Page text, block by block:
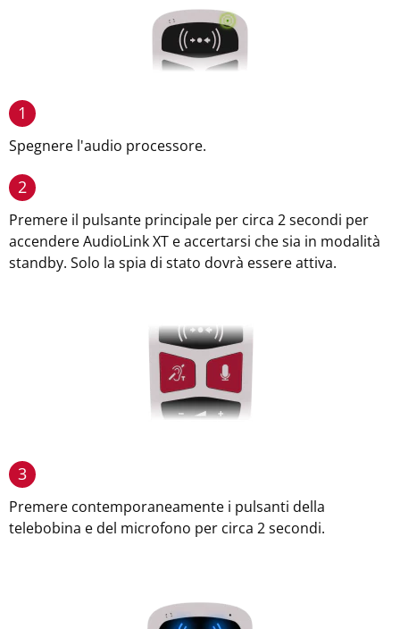
1
Spegnere l'audio processore.
2
Premere il pulsante principale per circa 2 secondi per
accendere AudioLink XT e accertarsi che sia in modalità
standby. Solo la spia di stato dovrà essere attiva.
3
Premere contemporaneamente i pulsanti della
telebobina e del microfono per circa 2 secondi.